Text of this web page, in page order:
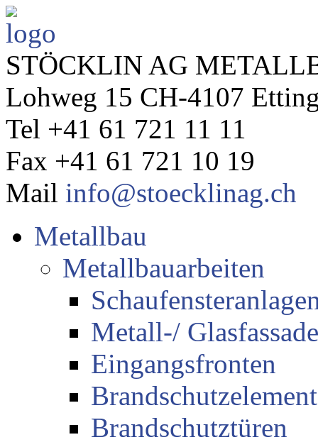
STÖCKLIN AG
Lohweg 15 CH-4107
Tel +41 61 721 11 11
Fax +41 61 721 10 19
Mail info@stoecklinag.ch
Metallbau
Metallbauarbeiten
Metall-/
Eingangsfronten
Brandschutztüren